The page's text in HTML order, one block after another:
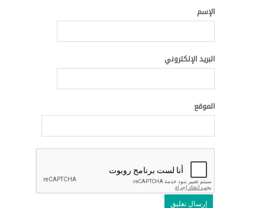
الإسم
البريد الإلكتروني
الموقع